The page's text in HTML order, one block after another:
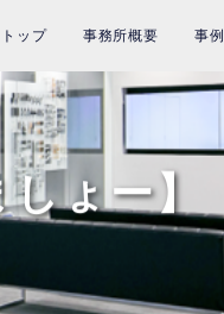
トップ 事務所概要 事例
しょー】